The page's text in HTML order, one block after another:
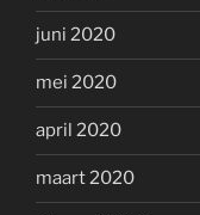
juni 2020
mei 2020
april 2020
maart 2020